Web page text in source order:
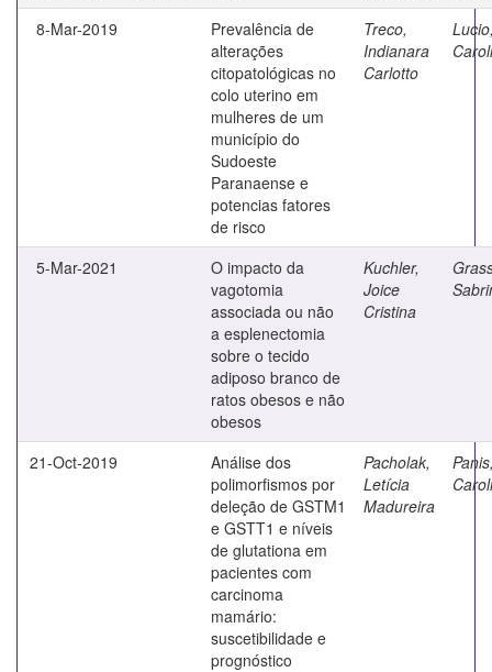
8-Mar-2019
Prevalência de
alterações
citopatológicas no
colo uterino em
mulheres de um
município do
Sudoeste
Paranaense e
potencias fatores
de risco
Treco,
Indianara
Carlotto
5-Mar-2021
O impacto da
vagotomia
associada ou não
a esplenectomia
sobre o tecido
adiposo branco de
ratos obesos e não
obesos
Kuchler,
Joice
Cristina
21-Oct-2019
Análise dos
polimorfismos por
deleção de GSTM1
e GSTT1 e níveis
de glutationa em
pacientes com
carcinoma
mamário:
suscetibilidade e
prognóstico
Pacholak,
Letícia
Madureira